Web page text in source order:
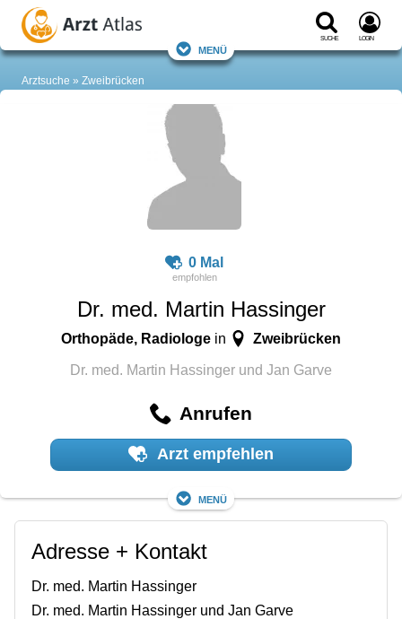
Suche Login
Menü
Arztsuche Zweibrücken
0 Mal
Dr. med. Martin Hassinger
Orthopäde, Radiologe in Zweibrücken
Dr. med. Martin Hassinger und Jan Garve
Anrufen
Arzt empfehlen
Menü
Adresse + Kontakt
Dr. med. Martin Hassinger
Dr. med. Martin Hassinger und Jan Garve